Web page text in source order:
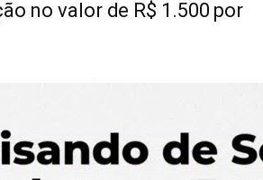
no valor de R$ 1.500 por